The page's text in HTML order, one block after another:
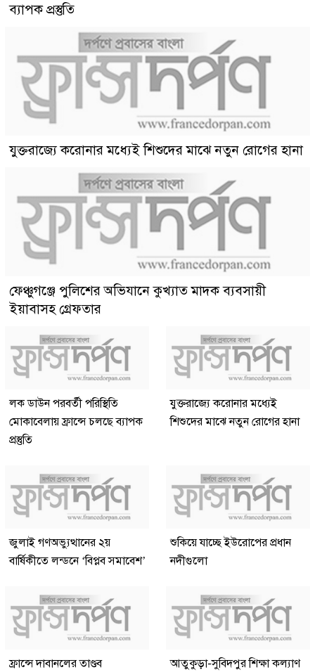
ব্যাপক প্রস্তুতি
যুক্তরাজ্যে করোনার মধ্যেই শিশুদের মাঝে নতুন রোগের হানা
ফেঞ্চুগঞ্জে পুলিশের অভিযানে কুখ্যাত মাদক ব্যবসায়ী
ইয়াবাসহ গ্রেফতার
লক ডাউন পরবর্তী পরিস্থিতি
মোকাবেলায় ফ্রান্সে চলছে ব্যাপক
প্রস্তুতি
যুক্তরাজ্যে করোনার মধ্যেই
শিশুদের মাঝে নতুন রোগের হানা
জুলাই গণঅভ্যুত্থানের ২য়
বার্ষিকীতে লন্ডনে ‘বিপ্লব সমাবেশ’
শুকিয়ে যাচ্ছে ইউরোপের প্রধান
নদীগুলো
ফ্রান্সে দাবানলের তাণ্ডব
আতুকুড়া-সুবিদপুর শিক্ষা কল্যাণ